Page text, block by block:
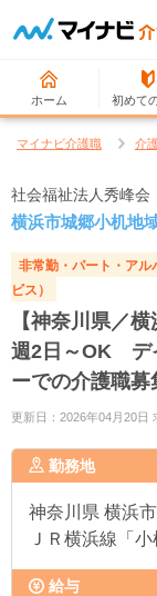
ホーム 初めて
マイナビ介護職 介
社会福祉法人秀峰会
横浜市城郷小机地
非常勤・パート・アル
ビス）
【神奈川県／
週2日～OK デ
ーでの介護職募
更新日：2026年04月20日
勤務地
神奈川県 横浜
ＪＲ横浜線「
給与